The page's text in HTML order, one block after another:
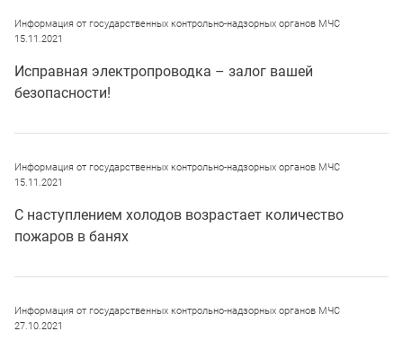
Информация от государственных контрольно-надзорных органов МЧС
15.11.2021
Исправная электропроводка – залог вашей
безопасности!
Информация от государственных контрольно-надзорных органов МЧС
15.11.2021
С наступлением холодов возрастает количество
пожаров в банях
Информация от государственных контрольно-надзорных органов МЧС
27.10.2021